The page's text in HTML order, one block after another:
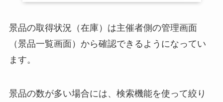
景品の取得状況（在庫）は主催者側の管理画面
（景品一覧画面）から確認できるようになってい
ます。
景品の数が多い場合には、検索機能を使って絞り